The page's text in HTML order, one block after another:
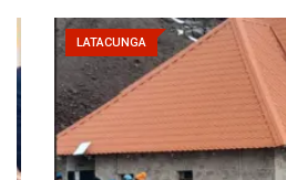
LATACUNGA